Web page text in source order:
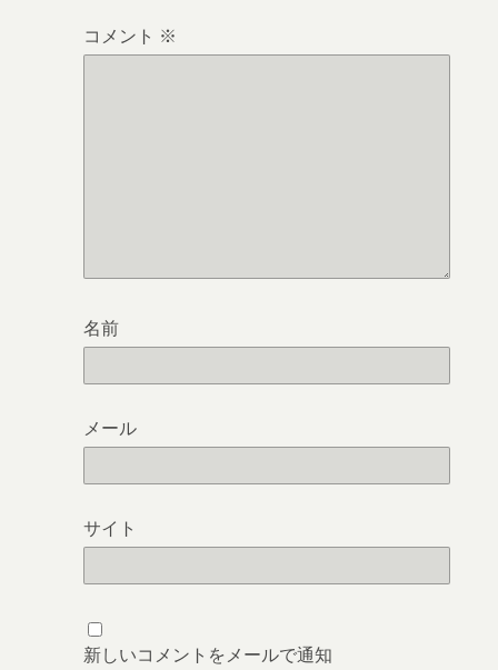
コメント ※
名前
メール
サイト
新しいコメントをメールで通知